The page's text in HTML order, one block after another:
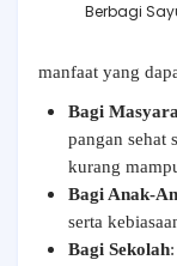
Berbagi
manfaat yang
Bagi
pangan sehat
kurang
Bagi Anak-
serta
Bagi Sekolah